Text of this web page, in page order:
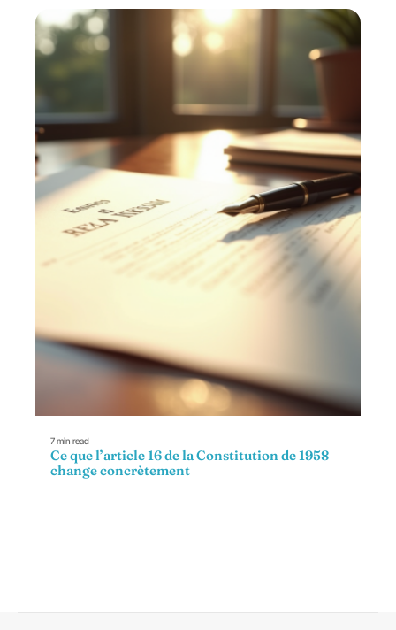
7 min read
Ce que l’article 16 de la Constitution de 1958
change concrètement